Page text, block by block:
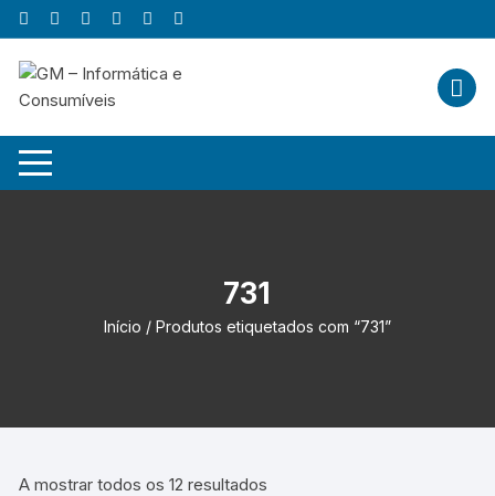
Skip
to
content
731
Início / Produtos etiquetados com “731”
A mostrar todos os 12 resultados